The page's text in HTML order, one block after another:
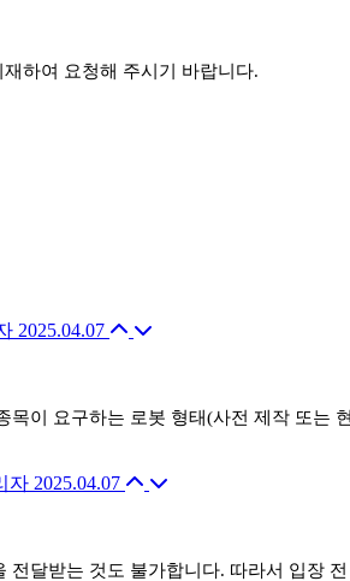
하여 요청해 주시기 바랍니다.
2025.04.07
이 요구하는 로봇 형태(사전 제작 또는
자 2025.04.07
달받는 것도 불가합니다. 따라서 입장